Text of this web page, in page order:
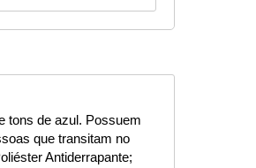
tons de azul. Possuem
que transitam no
Antiderrapante;